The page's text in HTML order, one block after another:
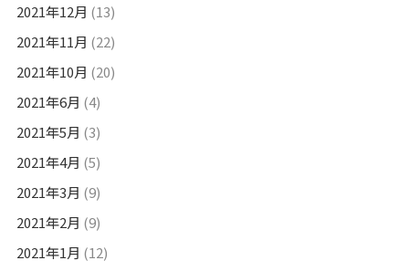
2021年12月 (13)
2021年11月 (22)
2021年10月 (20)
2021年6月 (4)
2021年5月 (3)
2021年4月 (5)
2021年3月 (9)
2021年2月 (9)
2021年1月 (12)